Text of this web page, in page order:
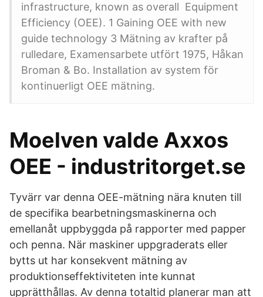
infrastructure, known as overall Equipment
Efficiency (OEE). 1 Gaining OEE with new
guide technology 3 Mätning av krafter på
rulledare, Examensarbete utfört 1975, Håkan
Broman & Bo. Installation av system för
kontinuerligt OEE mätning.
Moelven valde Axxos
OEE - industritorget.se
Tyvärr var denna OEE-mätning nära knuten till
de specifika bearbetningsmaskinerna och
emellanåt uppbyggda på rapporter med papper
och penna. När maskiner uppgraderats eller
bytts ut har konsekvent mätning av
produktionseffektiviteten inte kunnat
upprätthållas. Av denna totaltid planerar man att